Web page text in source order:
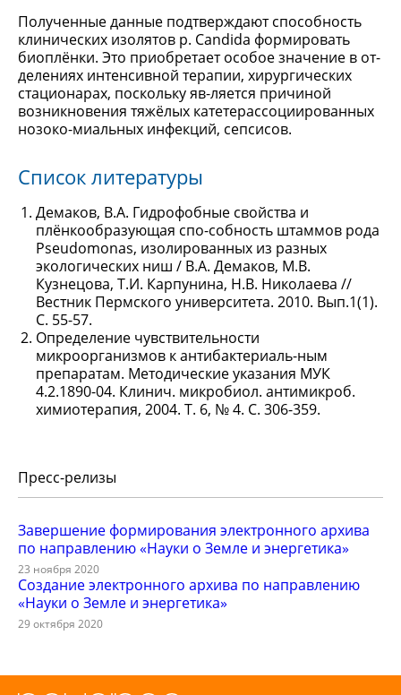
Полученные данные подтверждают способность
клинических изолятов р. Candida формировать
биоплёнки. Это приобретает особое значение в от-
делениях интенсивной терапии, хирургических
стационарах, поскольку яв-ляется причиной
возникновения тяжёлых катетерассоциированных
нозоко-миальных инфекций, сепсисов.
Список литературы
Демаков, В.А. Гидрофобные свойства и
плёнкообразующая спо-собность штаммов рода
Pseudomonas, изолированных из разных
экологических ниш / В.А. Демаков, М.В.
Кузнецова, Т.И. Карпунина, Н.В. Николаева //
Вестник Пермского университета. 2010. Вып.1(1).
С. 55-57.
Определение чувствительности
микроорганизмов к антибактериаль-ным
препаратам. Методические указания МУК
4.2.1890-04. Клинич. микробиол. антимикроб.
химиотерапия, 2004. Т. 6, № 4. С. 306-359.
Пресс-релизы
Завершение формирования электронного архива
по направлению «Науки о Земле и энергетика»
23 ноября 2020
Создание электронного архива по направлению
«Науки о Земле и энергетика»
29 октября 2020